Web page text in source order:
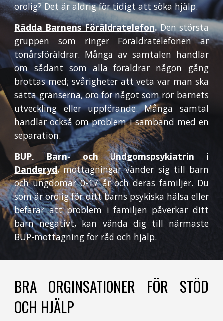
orolig? Det är aldrig för tidigt att söka hjälp.
Rädda Barnens Föräldratelefon.Den största
gruppen som ringer Föräldratelefonen är
tonårsföräldrar. Många av samtalen handlar
om sådant som alla föräldrar någon gång
brottas med; svårigheter att veta var man ska
sätta gränserna, oro för något som rör barnets
utveckling eller uppförande. Många samtal
handlar också om problem i samband med en
separation.
BUP, Barn- och Undgomspsykiatrin i
Danderyd, mottagningar vänder sig till barn
och ungdomar 0-17 år och deras familjer. Du
som är orolig för ditt barns psykiska hälsa eller
befarar att problem i familjen påverkar ditt
barn negativt, kan vända dig till närmaste
BUP-mottagning för råd och hjälp.
BRA ORGINSATIONER FÖR STÖD
OCH HJÄLP